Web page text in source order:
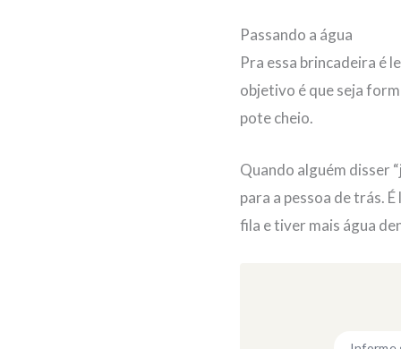
Passando a água
Pra essa brincadeira é
objetivo é que seja
pote cheio.
Quando alguém disser
para a pessoa de trás.
fila e tiver mais água